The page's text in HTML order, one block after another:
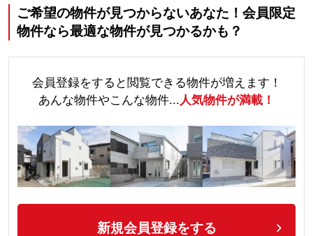
ご希望の物件が見つからないあなた！会員限定
物件なら最適な物件が見つかるかも？
会員登録をすると閲覧できる物件が増えます！
あんな物件やこんな物件...人気物件が満載！
新規会員登録をする